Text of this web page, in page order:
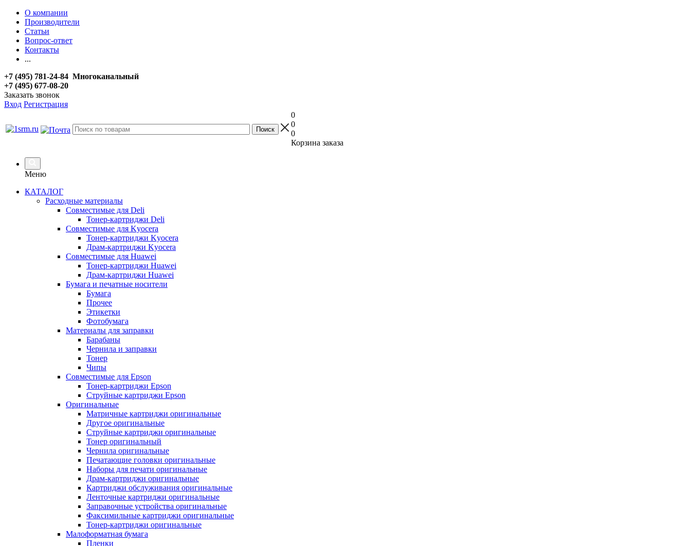
О компании
Производители
Статьи
Вопрос-ответ
Контакты
...
+7 (495) 781-24-84 Многоканальный
+7 (495) 677-08-20
Заказать звонок
Вход Регистрация
0
0
0
Корзина заказа
Меню
КАТАЛОГ
Расходные материалы
Совместимые для Deli
Тонер-картриджи Deli
Совместимые для Kyocera
Тонер-картриджи Kyocera
Драм-картриджи Kyocera
Совместимые для Huawei
Тонер-картриджи Huawei
Драм-картриджи Huawei
Бумага и печатные носители
Бумага
Прочее
Этикетки
Фотобумага
Материалы для заправки
Барабаны
Чернила и заправки
Тонер
Чипы
Совместимые для Epson
Тонер-картриджи Epson
Струйные картриджи Epson
Оригинальные
Матричные картриджи оригинальные
Другое оригинальные
Струйные картриджи оригинальные
Тонер оригинальный
Чернила оригинальные
Печатающие головки оригинальные
Наборы для печати оригинальные
Драм-картриджи оригинальные
Картриджи обслуживания оригинальные
Ленточные картриджи оригинальные
Заправочные устройства оригинальные
Факсимильные картриджи оригинальные
Тонер-картриджи оригинальные
Малоформатная бумага
Пленки